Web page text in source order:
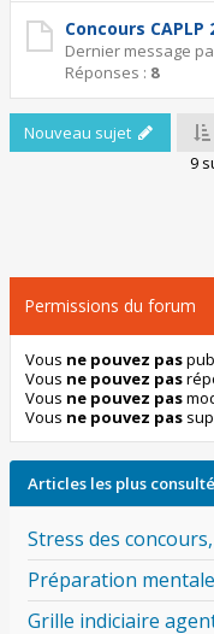
Concours CAPLP
Dernier message
Réponses : 8
Nouveau sujet
9
Permissions du forum
Vous ne pouvez pas
Vous ne pouvez pas
Vous ne pouvez pas
Vous ne pouvez pas
Articles les plus
Stress des
Préparation
Grille indiciaire